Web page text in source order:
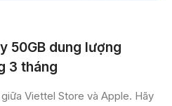
50GB dung lượng
3 tháng
Viettel Store và Apple. Hãy